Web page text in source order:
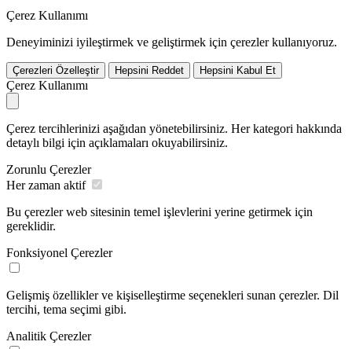
Çerez Kullanımı
Deneyiminizi iyileştirmek ve geliştirmek için çerezler kullanıyoruz.
Çerezleri Özelleştir Hepsini Reddet Hepsini Kabul Et
Çerez Kullanımı
Çerez tercihlerinizi aşağıdan yönetebilirsiniz. Her kategori hakkında
detaylı bilgi için açıklamaları okuyabilirsiniz.
Zorunlu Çerezler
Her zaman aktif
Bu çerezler web sitesinin temel işlevlerini yerine getirmek için
gereklidir.
Fonksiyonel Çerezler
Gelişmiş özellikler ve kişiselleştirme seçenekleri sunan çerezler. Dil
tercihi, tema seçimi gibi.
Analitik Çerezler